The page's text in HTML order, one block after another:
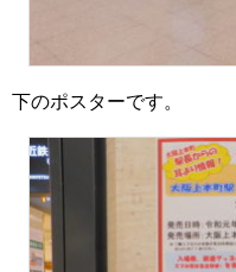
下のポスターです。